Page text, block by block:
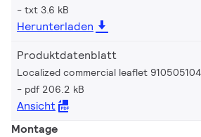
txt 3.6 kB
Herunterladen
Produktdatenblatt
Localized commercial leaflet
pdf 206.2 kB
Ansicht
Montage